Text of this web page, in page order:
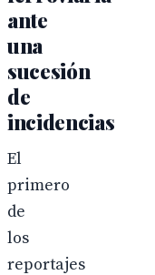
ante
una
sucesión
de
incidencias
El
primero
de
los
reportajes